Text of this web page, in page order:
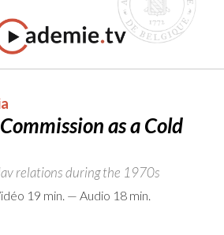
as a Cold
relations during the 1970s
19 min. — Audio 18 min.